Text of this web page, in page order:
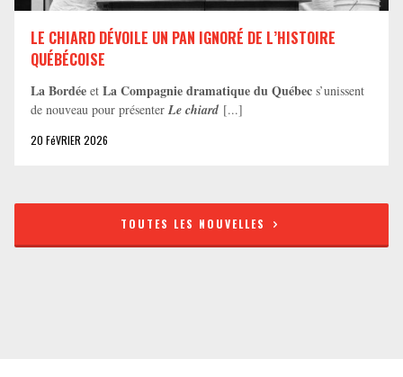
LE CHIARD DÉVOILE UN PAN IGNORÉ DE L’HISTOIRE
QUÉBÉCOISE
La Bordée et La Compagnie dramatique du Québec s’unissent
de nouveau pour présenter Le chiard [...]
20 FéVRIER 2026
TOUTES LES NOUVELLES